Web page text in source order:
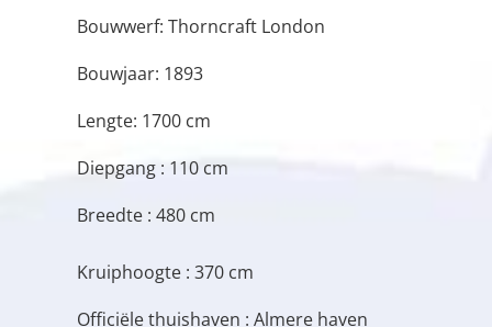
Bouwwerf: Thorncraft London
Bouwjaar: 1893
Lengte: 1700 cm
Diepgang : 110 cm
Breedte : 480 cm
Kruiphoogte : 370 cm
Officiële thuishaven : Almere haven